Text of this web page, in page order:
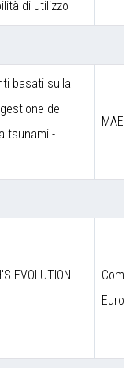
di utilizzo -
basati sulla
del
tsunami -
MAE
EVOLUTION